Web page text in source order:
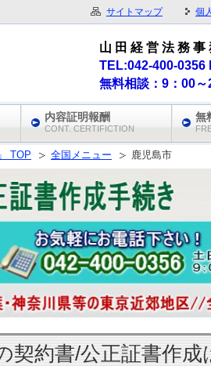
TOP 全国メニュー 鹿児島市
契約書/公正証書作
サイトマップ 個
山 田 経 営 法 務 事
TEL:042-400-0356
無料相談：9：00
内容証明報酬
CONT. CERTIFICTION
無